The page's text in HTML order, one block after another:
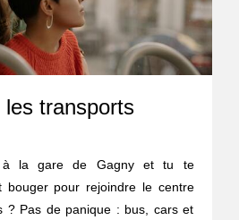
les transports
la gare de Gagny et tu te
bouger pour rejoindre le centre
? Pas de panique : bus, cars et